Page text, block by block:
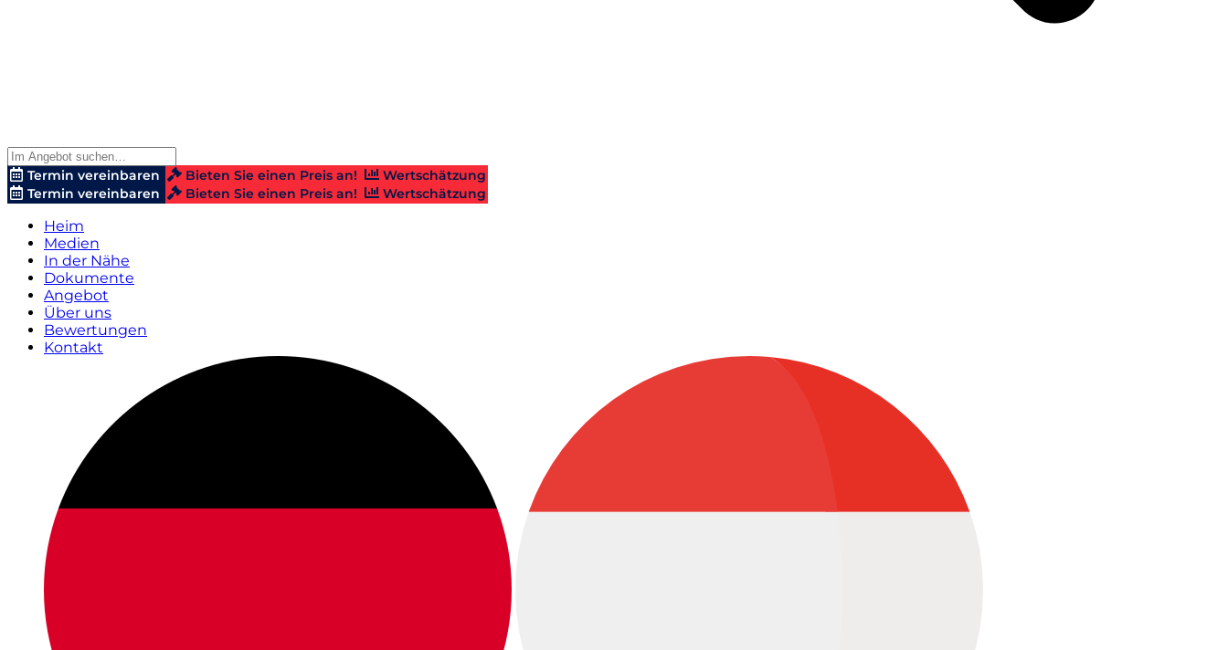
Termin vereinbaren Bieten Sie einen Preis an!
Wertschätzung
Termin vereinbaren
Bieten Sie einen Preis an! Wertschätzung
Heim
Medien
In der Nähe
Dokumente
Angebot
Über uns
Bewertungen
Kontakt